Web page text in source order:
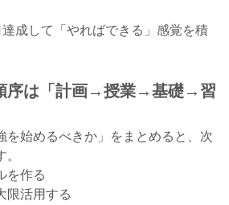
成して「やればできる」感覚を積
序は「計画→授業→基礎→習
を始めるべきか」をまとめると、次
を作る
限活用する